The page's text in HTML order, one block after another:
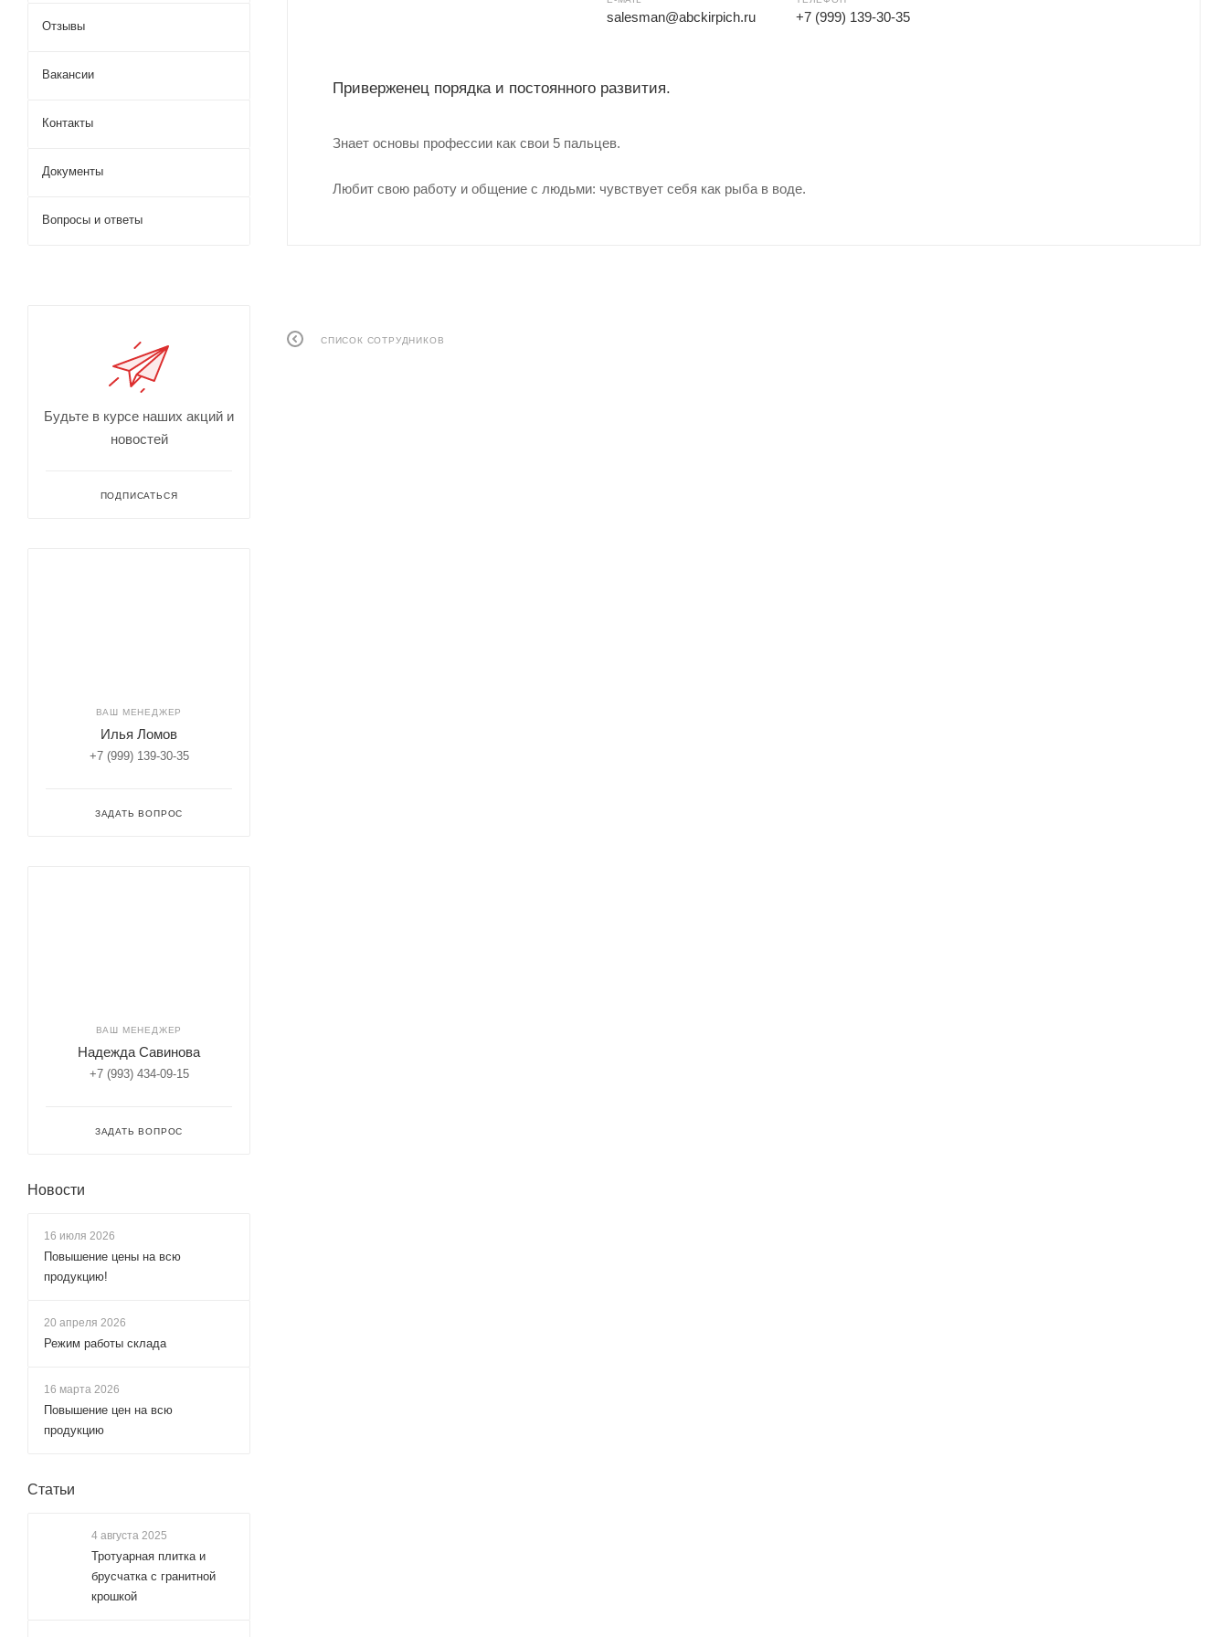
salesman@abckirpich.ru +7 (999) 139-30-35
Приверженец порядка и постоянного развития.
Знает основы профессии как свои 5 пальцев.
Любит свою работу и общение с людьми: чувствует себя как рыба в воде.
СПИСОК СОТРУДНИКОВ
Отзывы
Вакансии
Контакты
Документы
Вопросы и ответы
Будьте в курсе наших акций и
новостей
ПОДПИСАТЬСЯ
ВАШ МЕНЕДЖЕР
Илья Ломов
+7 (999) 139-30-35
ЗАДАТЬ ВОПРОС
ВАШ МЕНЕДЖЕР
Надежда Савинова
+7 (993) 434-09-15
ЗАДАТЬ ВОПРОС
Новости
16 июля 2026
Повышение цены на всю
продукцию!
20 апреля 2026
Режим работы склада
16 марта 2026
Повышение цен на всю
продукцию
Статьи
4 августа 2025
Тротуарная плитка и
брусчатка с гранитной
крошкой